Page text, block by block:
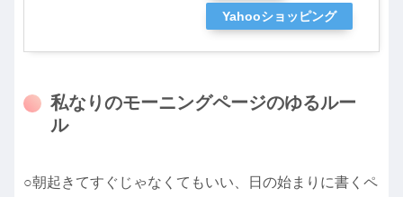
Yahooショッピング
私なりのモーニングページのゆるルー
ル
○朝起きてすぐじゃなくてもいい、日の始まりに書くペ